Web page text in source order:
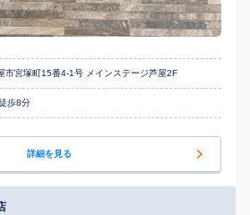
市宮塚町15番4-1号 メインステージ芦屋2F
歩8分
詳細を見る